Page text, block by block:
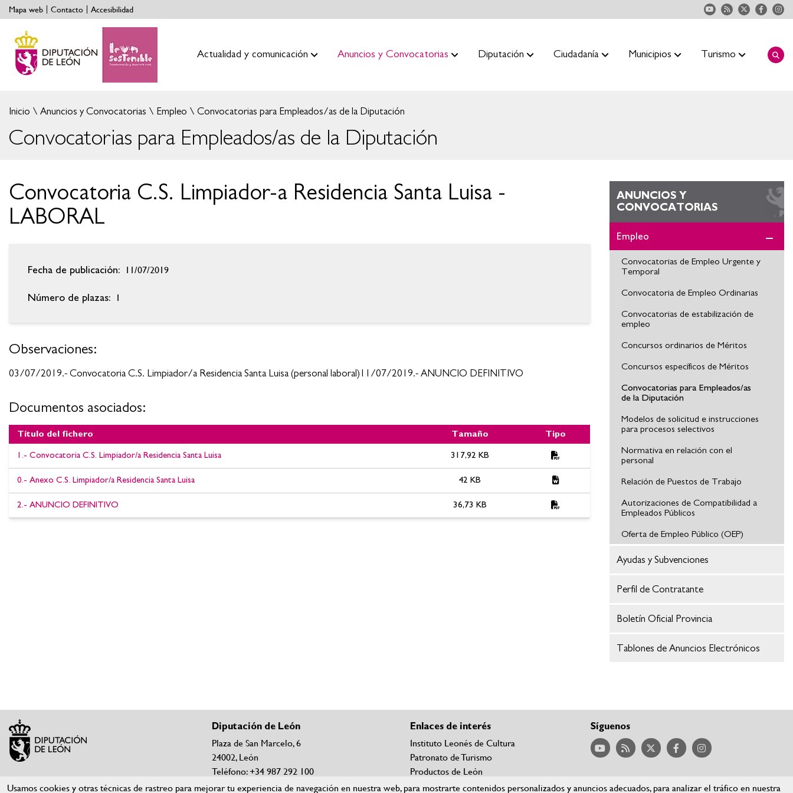
Usamos cookies y otras técnicas de rastreo para mejorar tu experiencia de navegación en nuestra web, para mostrarte contenidos personalizados y anuncios adecuados, para analizar el tráfico en nuestra
Mapa web Contacto Accesibilidad
Actualidad y comunicación Anuncios y Convocatorias Diputación Ciudadanía Municipios Turismo
Inicio Anuncios y Convocatorias Empleo Convocatorias para Empleados/as de la Diputación
Convocatorias para Empleados/as de la Diputación
Convocatoria C.S. Limpiador-a Residencia Santa Luisa -
LABORAL
Fecha de publicación: 11/07/2019
Número de plazas: 1
Observaciones:
03/07/2019.- Convocatoria C.S. Limpiador/a Residencia Santa Luisa (personal laboral)11/07/2019.- ANUNCIO DEFINITIVO
Documentos asociados:
Documentos asociados:Convocatoria C.S. Limpiador-a Residencia Santa Luisa - LABORAL
Título del fichero Tamaño Tipo
1.- Convocatoria C.S. Limpiador/a Residencia Santa Luisa 317,92 KB
0.- Anexo C.S. Limpiador/a Residencia Santa Luisa 42 KB
2.- ANUNCIO DEFINITIVO 36,73 KB
ANUNCIOS Y
CONVOCATORIAS
Empleo
Convocatorias de Empleo Urgente y
Temporal
Convocatoria de Empleo Ordinarias
Convocatorias de estabilización de
empleo
Concursos ordinarios de Méritos
Concursos específicos de Méritos
Convocatorias para Empleados/as
de la Diputación
Modelos de solicitud e instrucciones
para procesos selectivos
Normativa en relación con el
personal
Relación de Puestos de Trabajo
Autorizaciones de Compatibilidad a
Empleados Públicos
Oferta de Empleo Público (OEP)
Ayudas y Subvenciones
Perfil de Contratante
Boletín Oficial Provincia
Tablones de Anuncios Electrónicos
Diputación de León
Plaza de San Marcelo, 6
24002, León
Teléfono: +34 987 292 100
Teléfonos y correos de contacto
Enlaces de interés
Instituto Leonés de Cultura
Patronato de Turismo
Productos de León
Nieve León
Síguenos